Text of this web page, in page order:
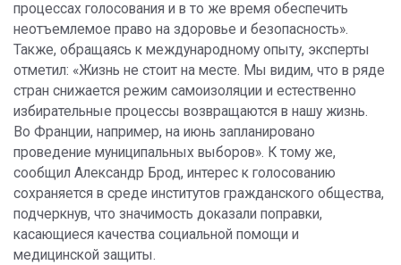
процессах голосования и в то же время обеспечить
неотъемлемое право на здоровье и безопасность».
Также, обращаясь к международному опыту, эксперты
отметил: «Жизнь не стоит на месте. Мы видим, что в ряде
стран снижается режим самоизоляции и естественно
избирательные процессы возвращаются в нашу жизнь.
Во Франции, например, на июнь запланировано
проведение муниципальных выборов». К тому же,
сообщил Александр Брод, интерес к голосованию
сохраняется в среде институтов гражданского общества,
подчеркнув, что значимость доказали поправки,
касающиеся качества социальной помощи и
медицинской защиты.